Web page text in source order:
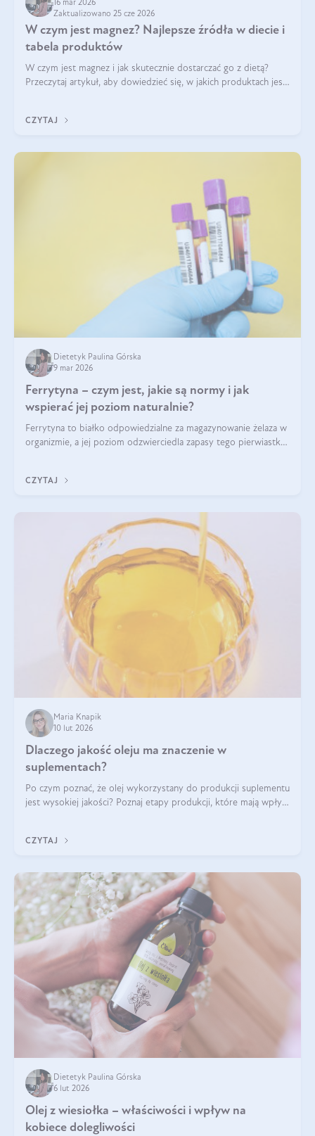
16 mar 2026
Zaktualizowano 25 cze 2026
W czym jest magnez? Najlepsze źródła w diecie i
tabela produktów
W czym jest magnez i jak skutecznie dostarczać go z dietą?
Przeczytaj artykuł, aby dowiedzieć się, w jakich produktach jest
CZYTAJ
Dietetyk Paulina Górska
9 mar 2026
Ferrytyna – czym jest, jakie są normy i jak
wspierać jej poziom naturalnie?
Ferrytyna to białko odpowiedzialne za magazynowanie żelaza w
organizmie, a jej poziom odzwierciedla zapasy tego pierwiastka.
funkcjonowanie (
CZYTAJ
Maria Knapik
10 lut 2026
Dlaczego jakość oleju ma znaczenie w
suplementach?
Po czym poznać, że olej wykorzystany do produkcji suplementu
jest wysokiej jakości? Poznaj etapy produkcji, które mają wpływ
CZYTAJ
Dietetyk Paulina Górska
6 lut 2026
Olej z wiesiołka – właściwości i wpływ na
kobiece dolegliwości